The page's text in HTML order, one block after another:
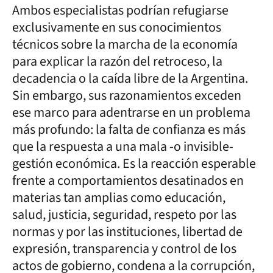
Ambos especialistas podrían refugiarse
exclusivamente en sus conocimientos
técnicos sobre la marcha de la economía
para explicar la razón del retroceso, la
decadencia o la caída libre de la Argentina.
Sin embargo, sus razonamientos exceden
ese marco para adentrarse en un problema
más profundo: la falta de confianza es más
que la respuesta a una mala -o invisible-
gestión económica. Es la reacción esperable
frente a comportamientos desatinados en
materias tan amplias como educación,
salud, justicia, seguridad, respeto por las
normas y por las instituciones, libertad de
expresión, transparencia y control de los
actos de gobierno, condena a la corrupción,